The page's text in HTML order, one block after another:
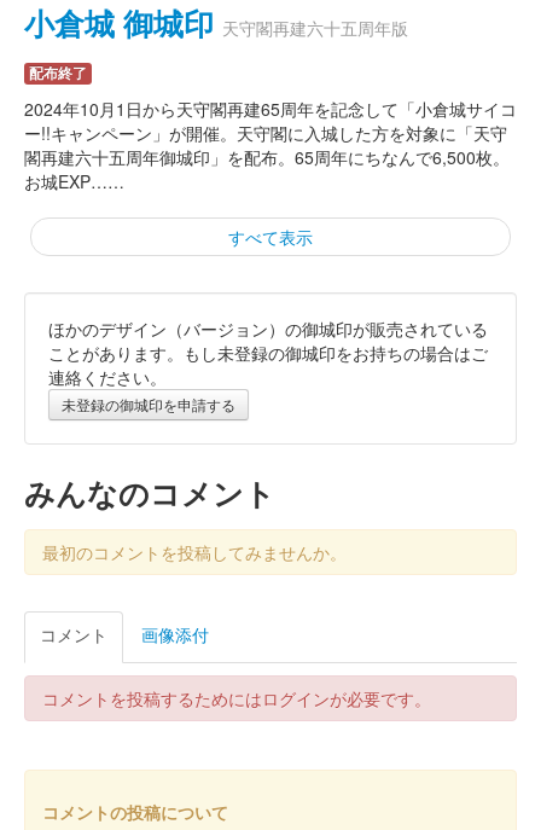
小倉城 御城印 天守閣再建六十五周年版
配布終了
2024年10月1日から天守閣再建65周年を記念して「小倉城サイコ
ー!!キャンペーン」が開催。天守閣に入城した方を対象に「天守
閣再建六十五周年御城印」を配布。65周年にちなんで6,500枚。
お城EXP……
すべて表示
小倉城 御城印 加州清光版
配布終了
スターフライヤー×舞台『刀剣乱舞』デジタルスタンプラリーin
北九州の参加者で、小倉城天守閣（小倉城庭園）に入城するとも
らえる御城印。
小倉城 御城印 大和守安定版
配布終了
スターフライヤー×舞台『刀剣乱舞』デジタルスタンプラリーin
北九州の参加者で、小倉城天守閣（小倉城庭園）に入城するとも
らえる御城印。
小倉城 御城印
ほかのデザイン（バージョン）の御城印が販売されている
ことがあります。もし未登録の御城印をお持ちの場合はご
連絡ください。
未登録の御城印を申請する
みんなのコメント
最初のコメントを投稿してみませんか。
コメント 画像添付
コメントを投稿するためにはログインが必要です。
コメントの投稿について